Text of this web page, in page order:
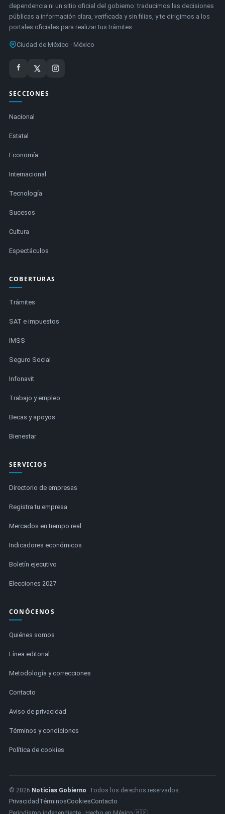
dependencia ni un sitio oficial del gobierno: traducimos las decisiones
públicas a información clara, verificada y sin filias, y te dirigimos a los
portales oficiales para realizar tus trámites.
Ciudad de México · México
SECCIONES
Nacional
Estatal
Economía
Internacional
Tecnología
Sucesos
Cultura
Espectáculos
COBERTURAS
Trámites
SAT e impuestos
IMSS
Seguro Social
Infonavit
Trabajo y empleo
Becas y apoyos
Bienestar
SERVICIOS
Directorio de empresas
Registra tu empresa
Mercados en tiempo real
Indicadores económicos
Boletín ejecutivo
Elecciones 2027
CONÓCENOS
Quiénes somos
Línea editorial
Metodología y correcciones
Contacto
Aviso de privacidad
Términos y condiciones
Política de cookies
© 2026 Noticias Gobierno. Todos los derechos reservados.
Privacidad TérminosCookiesContacto